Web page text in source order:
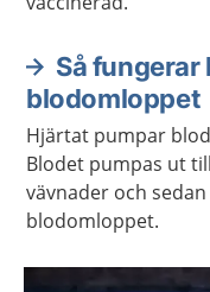
Så
blodomloppet
Hjärtat pumpar
Blodet pumpas ut
vävnader och
blodomloppet.